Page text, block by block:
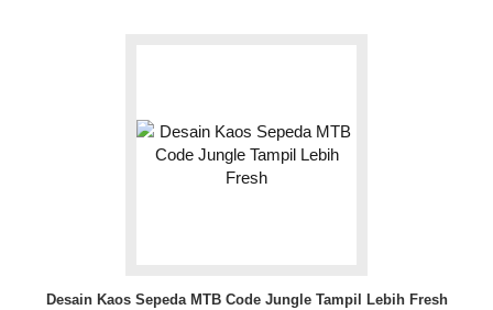
Desain Kaos Sepeda MTB Code Jungle Tampil Lebih Fresh